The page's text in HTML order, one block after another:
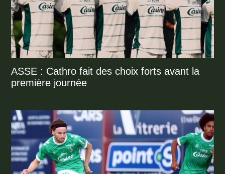
ASSE : Cathro fait des choix forts avant la
première journée